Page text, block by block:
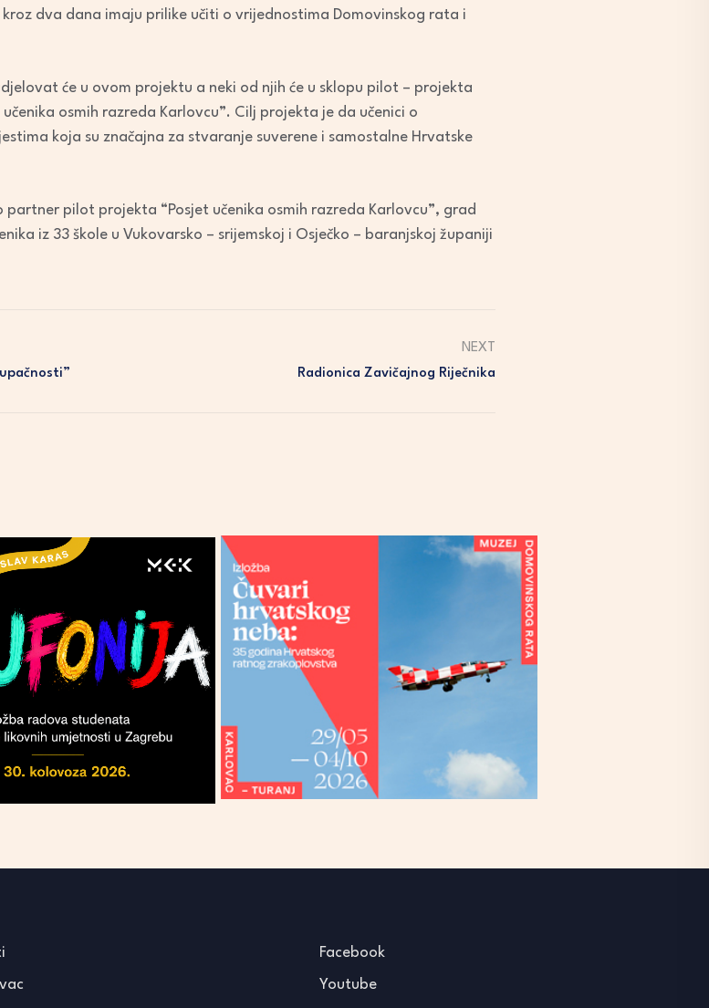
dva dana imaju prilike učiti o vrijednostima Domovinskog rata i
će u ovom projektu a neki od njih će u sklopu pilot – projekta
osmih razreda Karlovcu”. Cilj projekta je da učenici o
koja su značajna za stvaranje suverene i samostalne Hrvatske
pilot projekta “Posjet učenika osmih razreda Karlovcu”, grad
iz 33 škole u Vukovarsko – srijemskoj i Osječko – baranjskoj županiji
NEXT
Radionica Zavičajnog Riječnika
Facebook
Youtube